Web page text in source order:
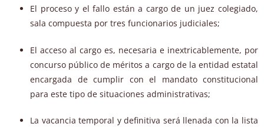
El proceso y el fallo están a cargo de un juez colegiado,
sala compuesta por tres funcionarios judiciales;
El acceso al cargo es, necesaria e inextricablemente, por
concurso público de méritos a cargo de la entidad estatal
encargada de cumplir con el mandato constitucional
para este tipo de situaciones administrativas;
La vacancia temporal y definitiva será llenada con la lista